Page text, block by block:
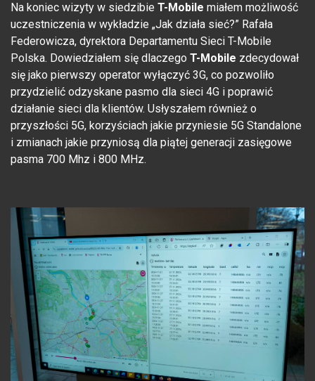
Na koniec wizyty w siedzibie T-Mobile miałem możliwość
uczestniczenia w wykładzie „Jak działa sieć?” Rafała
Federowicza, dyrektora Departamentu Sieci T-Mobile
Polska. Dowiedziałem się dlaczego T-Mobile zdecydował
się jako pierwszy operator wyłączyć 3G, co pozwoliło
przydzielić odzyskane pasmo dla sieci 4G i poprawić
działanie sieci dla klientów. Usłyszałem również o
przyszłości 5G, korzyściach jakie przyniesie 5G Standalone
i zmianach jakie przyniosą dla piątej generacji zasięgowe
pasma 700 Mhz i 800 MHz.